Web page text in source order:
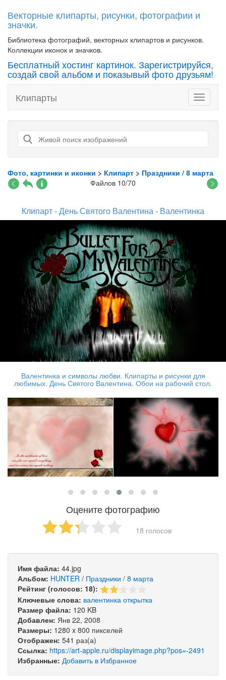
Векторные клипарты, рисунки, фотографии и
значки.
Библиотека фотографий, векторных клипартов и рисунков.
Коллекции иконок и значков.
Бесплатный хостинг картинок. Зарегистрируйся,
создай свой альбом и показывый фото друзьям!
Toggle
Клипарты
Фото, картинки и иконки > Клипарт > Праздники / 8 марта
Файлов 10/70
Клипарт - День Святого Валентина - Валентинка
Валентинка и символы любви. Клипарты и рисунки для
любимых. День Святого Валентина. Обои на рабочий стол.
Оцените фотографию
18 голосов
Имя файла: 44.jpg
Альбом: HUNTER / Праздники / 8 марта
Рейтинг (голосов: 18):
Ключевые слова: валентинка открытка
Размер файла: 120 KB
Добавлен: Янв 22, 2008
Размеры: 1280 x 800 пикселей
Отображен: 541 раз(а)
Ссылка: https://art-apple.ru/displayimage.php?pos=-2491
Избранные: Добавить в Избранное